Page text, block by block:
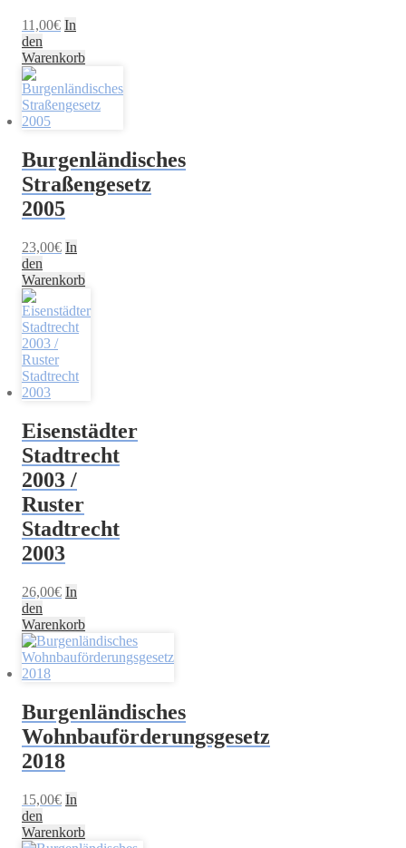
11,00€ In
den
Warenkorb
Burgenländisches
Straßengesetz
2005
23,00€ In
den
Warenkorb
Eisenstädter
Stadtrecht
2003 /
Ruster
Stadtrecht
2003
26,00€ In
den
Warenkorb
Burgenländisches
Wohnbauförderungsgesetz
2018
15,00€ In
den
Warenkorb